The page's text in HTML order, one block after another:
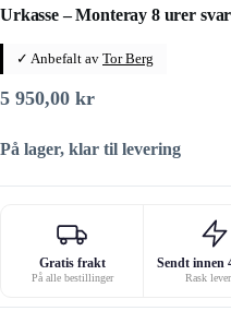
Urkasse – Monteray 8 urer
✓ Anbefalt av Tor Berg
5 950,00 kr
På lager, klar til levering
Gratis frakt
På alle bestillinger
Sendt innen
Rask